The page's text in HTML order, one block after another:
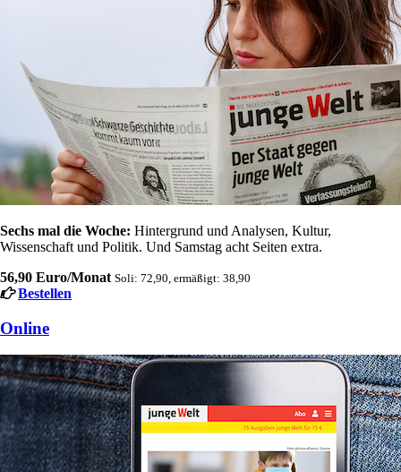
Sechs mal die Woche: Hintergrund und Analysen, Kultur,
Wissenschaft und Politik. Und Samstag acht Seiten extra.
56,90 Euro/Monat Soli: 72,90, ermäßigt: 38,90
Bestellen
Online